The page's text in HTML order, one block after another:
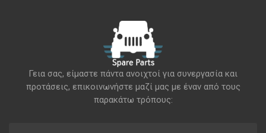
Γεια σας, είμαστε πάντα ανοιχτοί για συνεργασία και
προτάσεις, επικοινωνήστε μαζί μας με έναν από τους
παρακάτω τρόπους: